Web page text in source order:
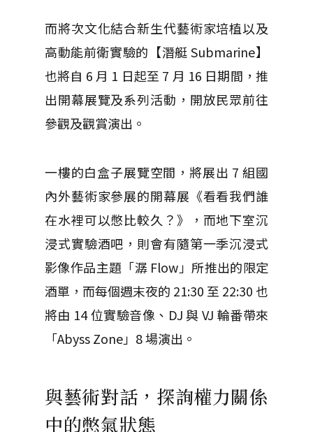
而將次文化結合新生代藝術家培植以及
高動能前衛實驗的【潛艇 Submarine】
也將自 6 月 1 日起至 7 月 16 日期間，推
出開幕展覽及系列活動，開放民眾前往
參觀及觀賞演出。
一樓的白盒子展覽空間，將展出 7 組國
內外藝術家參展的開幕展《看看我們誰
在水裡可以憋比較久？》，而地下室沉
浸式實驗酒吧，則會有隨第一季沉浸式
影像作品主題「潺 Flow」所推出的限定
酒單，而每個週末夜的 21:30 至 22:30 也
將由 14 位實驗音像、DJ 與 VJ 輪番帶來
「Abyss Zone」8 場演出。
與藝術對話，探詢權力關係
中的憋氣狀態